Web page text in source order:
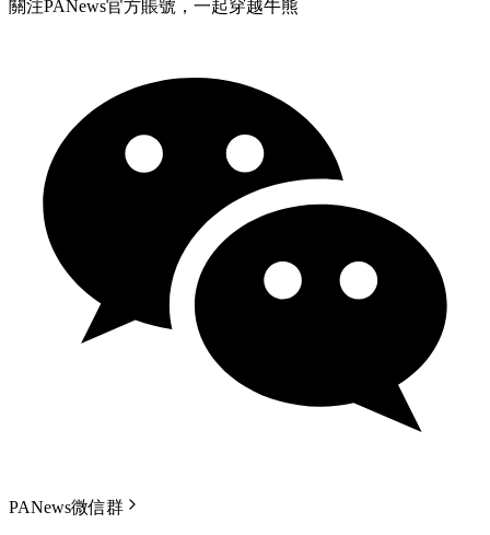
關注PANews官方賬號，一起穿越牛熊
PANews微信群